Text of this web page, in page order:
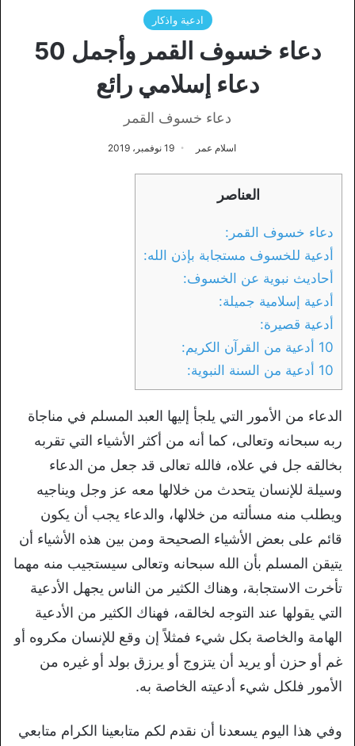
ادعية واذكار
دعاء خسوف القمر وأجمل 50
دعاء إسلامي رائع
دعاء خسوف القمر
اسلام عمر 19 نوفمبر، 2019
العناصر
دعاء خسوف القمر:
أدعية للخسوف مستجابة بإذن الله:
أحاديث نبوية عن الخسوف:
أدعية إسلامية جميلة:
أدعية قصيرة:
10 أدعية من القرآن الكريم:
10 أدعية من السنة النبوية:
الدعاء من الأمور التي يلجأ إليها العبد المسلم في مناجاة
ربه سبحانه وتعالى، كما أنه من أكثر الأشياء التي تقربه
بخالقه جل في علاه، فالله تعالى قد جعل من الدعاء
وسيلة للإنسان يتحدث من خلالها معه عز وجل ويناجيه
ويطلب منه مسألته من خلالها، والدعاء يجب أن يكون
قائم على بعض الأشياء الصحيحة ومن بين هذه الأشياء أن
يتيقن المسلم بأن الله سبحانه وتعالى سيستجيب منه مهما
تأخرت الاستجابة، وهناك الكثير من الناس يجهل الأدعية
التي يقولها عند التوجه لخالقه، فهناك الكثير من الأدعية
الهامة والخاصة بكل شيء فمثلاً إن وقع للإنسان مكروه أو
غم أو حزن أو يريد أن يتزوج أو يرزق بولد أو غيره من
الأمور فلكل شيء أدعيته الخاصة به.
وفي هذا اليوم يسعدنا أن نقدم لكم متابعينا الكرام متابعي